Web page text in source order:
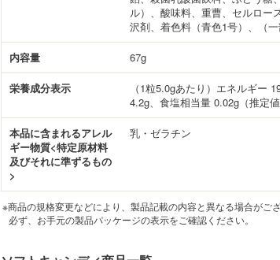
飴、殺菌乳酸菌飲料、ぶどう糖
ル）、酸味料、重曹、セルロー
沢剤、着色料（青色1号）、（
内容量 67g
栄養成分表示
（1粒5.0gあたり）エネルギー
4.2g、食塩相当量 0.02g（推定値
本品に含まれるアレル
ギー物質<特定原材料
及びそれに準ずるもの
>
乳・ゼラチン
※商品の規格変更などにより、製品記載の内容と異なる場合がござ
必ず、お手元の製品パッケージの表示をご確認ください。